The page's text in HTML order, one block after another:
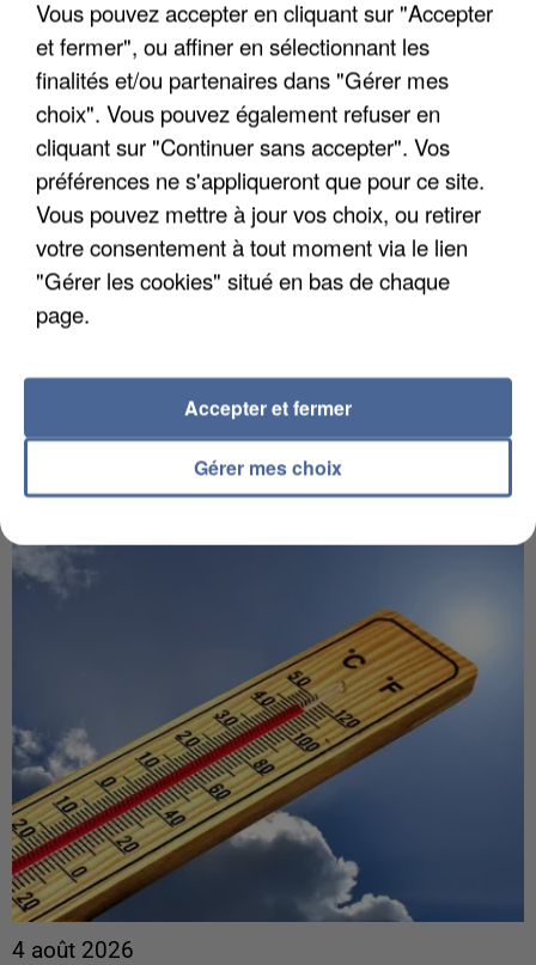
5 août 2026
Une enquête ouverte à Marseille après la
découverte d’un enfant de...
4 août 2026
Vous pouvez accepter en cliquant sur "Accepter
et fermer", ou affiner en sélectionnant les
finalités et/ou partenaires dans "Gérer mes
choix". Vous pouvez également refuser en
cliquant sur "Continuer sans accepter". Vos
préférences ne s'appliqueront que pour ce site.
Vous pouvez mettre à jour vos choix, ou retirer
votre consentement à tout moment via le lien
"Gérer les cookies" situé en bas de chaque
page.
Gérer mes choix
Accepter et fermer